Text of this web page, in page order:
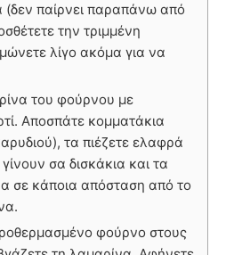
(δεν παίρνει παραπάνω από
την τριμμένη
λίγο ακόμα για να
του φούρνου με
Αποσπάτε κομματάκια
τα πιέζετε ελαφρά
σα δισκάκια και τα
σε κάποια απόσταση από το
φούρνο στους